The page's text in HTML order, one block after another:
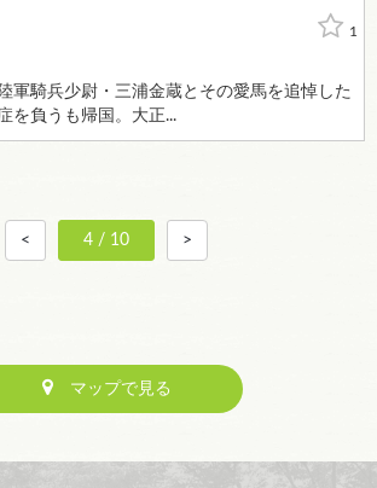
1
軍騎兵少尉・三浦金蔵とその愛馬を追悼した
を負うも帰国。大正...
< 4 / 10 >
マップで見る